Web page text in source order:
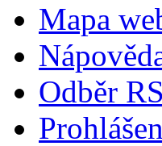
Mapa
Odběr